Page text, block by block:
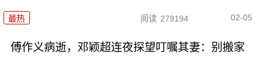
最热 阅读 279194 02-05
傅作义病逝，邓颖超连夜探望叮嘱其妻：别搬家